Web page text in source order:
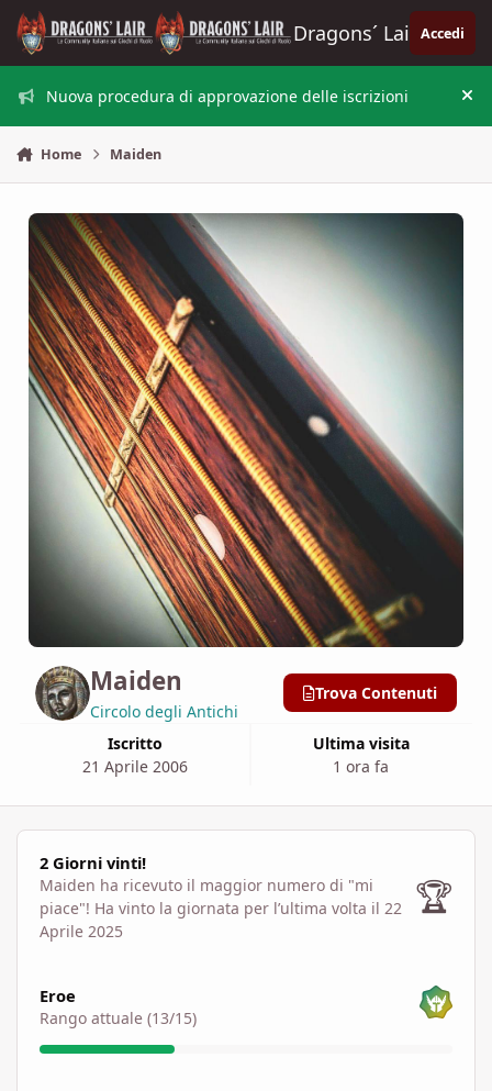
Vai al contenuto
Dragons´ Lair Accedi
Nuova procedura di approvazione delle iscrizioni
Home Maiden
Maiden
Circolo degli Antichi
Iscritto
21 Aprile 2006
Ultima visita
1 ora fa
Trova Contenuti
2 Giorni vinti!
2 Giorni vinti!
Maiden ha ricevuto il maggior numero di "mi
piace"! Ha vinto la giornata per l’ultima volta il 22
Aprile 2025
🏆
Eroe
Rango attuale (13/15)